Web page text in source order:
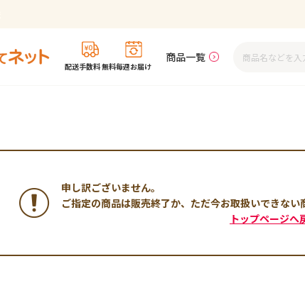
配送手数料 無料毎週お届け
商品一覧
申し訳ございません。
ご指定の商品は販売終了か、ただ今お取扱いできない
トップページへ